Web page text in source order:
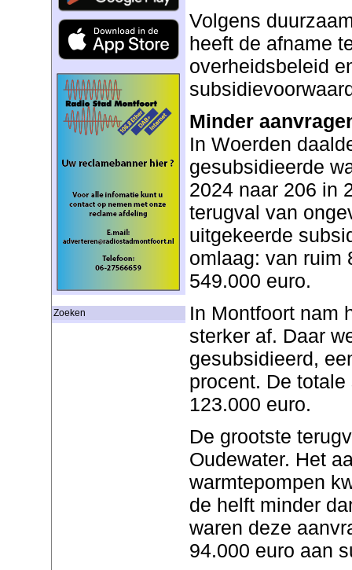
Zoeken
Volgens
heeft de afname
overheidsbeleid
Minder
In Woerden
gesubsidieerde
2024 naar 206 in
terugval van
uitgekeerde
omlaag: van ruim
549.000 euro.
In Montfoort nam
sterker af. Daar
gesubsidieerd,
procent. De
123.000 euro.
De grootste
Oudewater. Het
warmtepompen
de helft minder
waren deze
94.000 euro aan